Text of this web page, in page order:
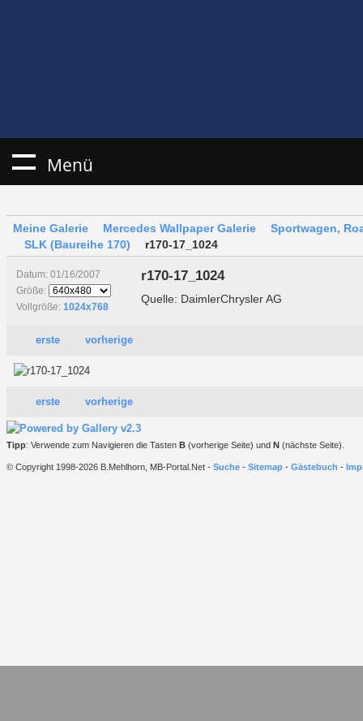
Menü
Meine Galerie Mercedes Wallpaper Galerie
Sportwagen,
SLK (Baureihe 170)
r170-17_1024
Datum: 01/16/2007
Größe:
Vollgröße: 1024x768
r170-17_1024
Quelle: DaimlerChrysler AG
erste vorherige
erste vorherige
Tipp: Verwende zum Navigieren die Tasten B (vorherige Seite) und N (nächste Seite).
© Copyright 1998-2026 B.Mehlhorn, MB-Portal.Net - Suche - Sitemap - Gästebuch -